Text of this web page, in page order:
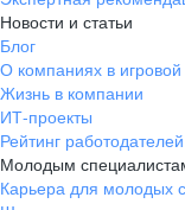
Новости и статьи
Блог
О компаниях в
Жизнь в компании
ИТ-проекты
Рейтинг
Молодым
Карьера для молодых